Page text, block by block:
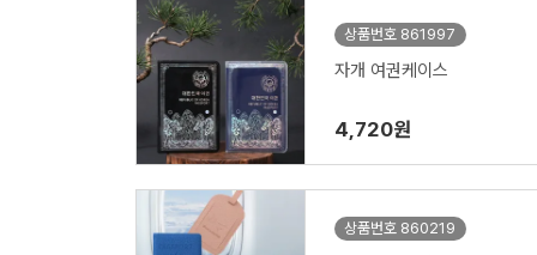
상품번호 861997
자개 여권케이스
4,720원
상품번호 860219